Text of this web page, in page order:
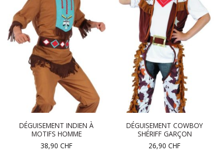
DÉGUISEMENT INDIEN À
MOTIFS HOMME
38,90 CHF
DÉGUISEMENT COWBOY
SHÉRIFF GARÇON
26,90 CHF